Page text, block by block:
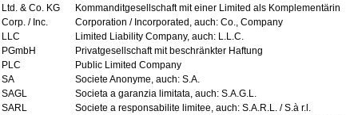
Ltd. & Co. KG
Kommanditgesellschaft mit einer Limited als Komplementärin
Corp. / Inc.
Corporation / Incorporated, auch: Co., Company
LLC
Limited Liability Company, auch: L.L.C.
PGmbH
Privatgesellschaft mit beschränkter Haftung
PLC
Public Limited Company
SA
Societe Anonyme, auch: S.A.
SAGL
Societa a garanzia limitata, auch: S.A.G.L.
SARL
Societe a responsabilite limitee, auch: S.A.R.L. / S.à r.l.